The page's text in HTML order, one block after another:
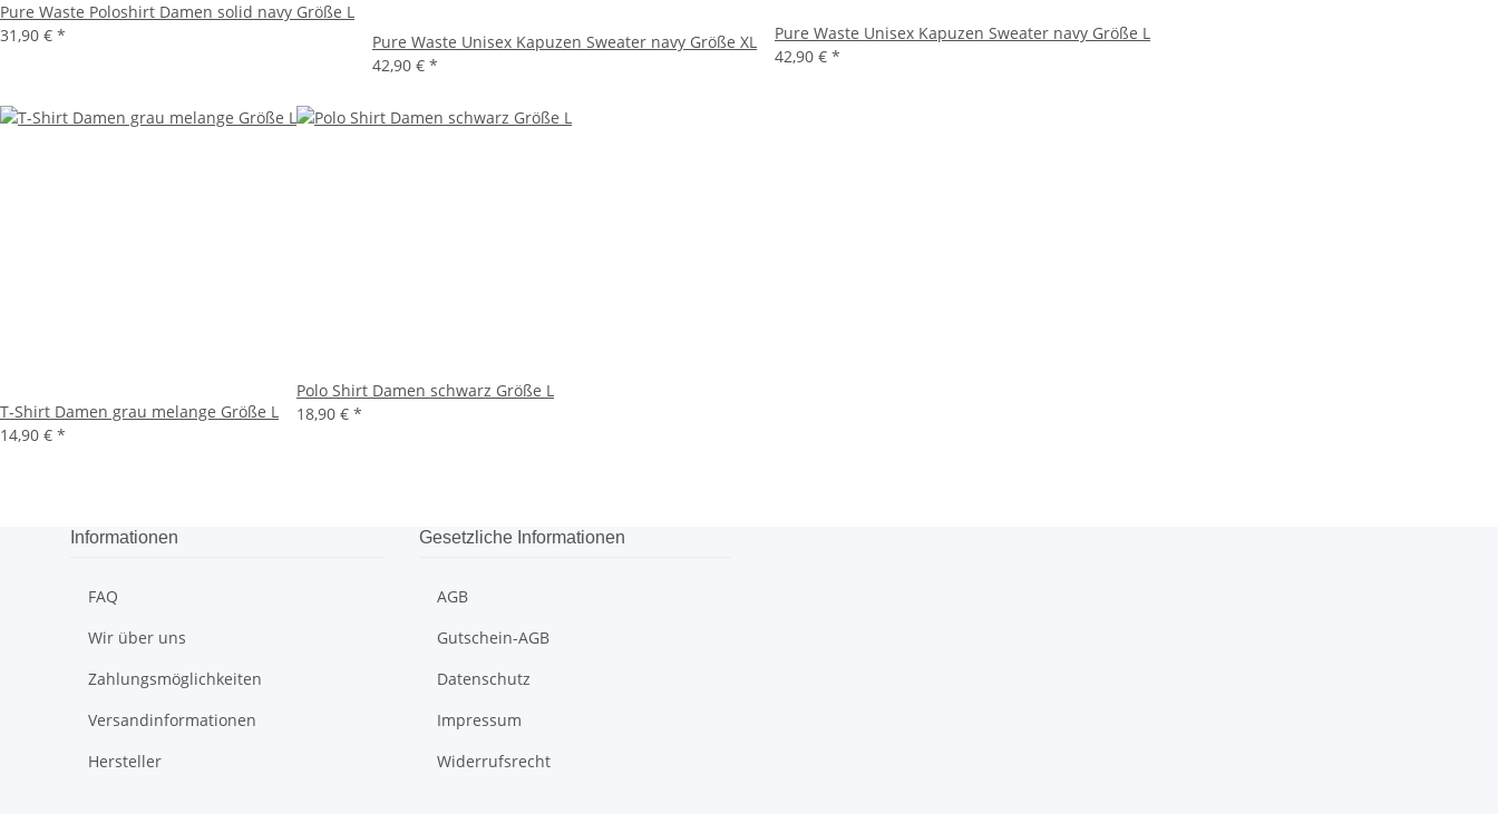
Pure Waste Poloshirt Damen solid navy Größe L
31,90 € *
Pure Waste Unisex Kapuzen Sweater navy Größe XL
42,90 € *
Pure Waste Unisex Kapuzen Sweater navy Größe L
42,90 € *
T-Shirt Damen grau melange Größe L
14,90 € *
Polo Shirt Damen schwarz Größe L
18,90 € *
Informationen
FAQ
Wir über uns
Zahlungsmöglichkeiten
Versandinformationen
Hersteller
Gesetzliche Informationen
AGB
Gutschein-AGB
Datenschutz
Impressum
Widerrufsrecht